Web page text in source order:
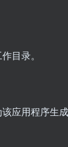
目录。
应用程序生成